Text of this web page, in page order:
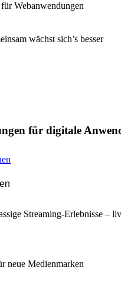
Webanwendungen
wächst sich’s besser
für digitale
Streaming-Erlebnisse –
neue Medienmarken